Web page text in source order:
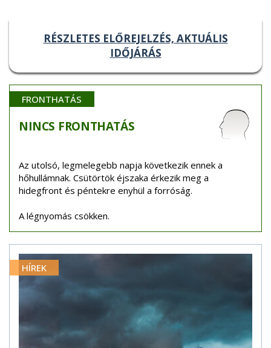
RÉSZLETES ELŐREJELZÉS, AKTUÁLIS
IDŐJÁRÁS
FRONTHATÁS
NINCS FRONTHATÁS
Az utolsó, legmelegebb napja következik ennek a
hőhullámnak. Csütörtök éjszaka érkezik meg a
hidegfront és péntekre enyhül a forróság.
A légnyomás csökken.
HÍREK